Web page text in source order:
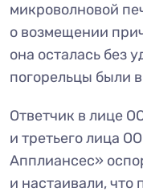
микроволновой
о возмещении
она осталась без
погорельцы были
Ответчик в лице
и третьего лица
Апплиансес»
и настаивали,